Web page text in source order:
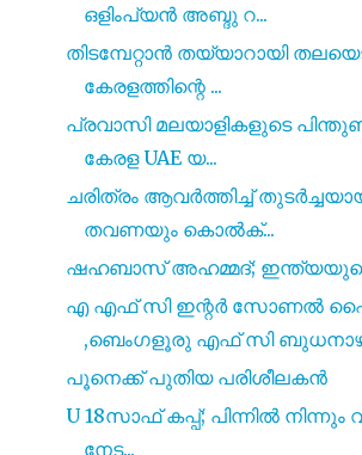
ഒളിംപ്യൻ അബ്ദു റ...
തിടമ്പേറ്റാൻ തയ്യാറായി
കേരളത്തിന്റെ ...
പ്രവാസി മലയാളികളുടെ
കേരള UAE യ...
ചരിത്രം ആവർത്തിച്ച്
തവണയും കൊൽക്...
ഷഹബാസ് അഹമ്മദ്; ഇന്ത്യയുടെ
എ എഫ് സി ഇന്റർ സോണൽ
,ബെംഗളൂരു എഫ് സി
പൂനെക്ക് പുതിയ പരിശീലകൻ
U 18സാഫ് കപ്പ്; പിന്നിൽ
നേട...